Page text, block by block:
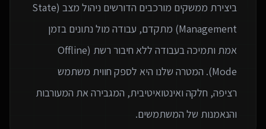
ביצירת ממשקים מורכבים הדורשים ניהול מצב (State
Management) מתקדם, עבודה מול נתונים בזמן
אמת ותמיכה בעבודה ללא חיבור רשת (Offline
Mode). המטרה שלנו היא לספק חווית משתמש
רציפה, חלקה ואינטואיטיבית, המגבירה את המעורבות
והנאמנות של המשתמשים.